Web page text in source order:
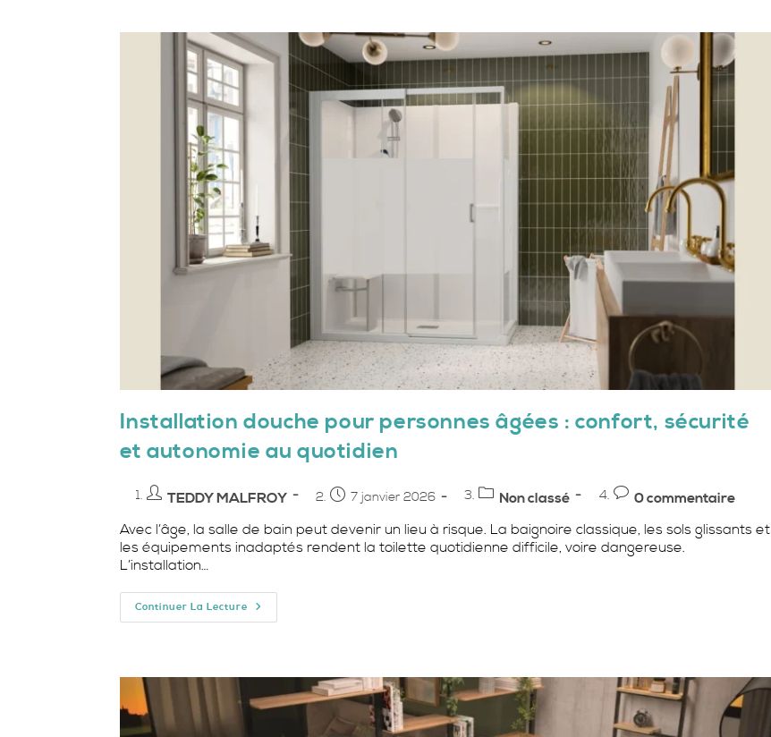
Performance,
Hygiène
Et
Longévité
Installation douche pour personnes âgées : confort, sécurité
et autonomie au quotidien
Auteur/autrice
la
publication :
TEDDY MALFROY
Publication
7 janvier 2026
PostNon classé
Commentaires
la
publication :
0 commentaire
Avec l’âge, la salle de bain peut devenir un lieu à risque. La baignoire classique, les sols glissants et
les équipements inadaptés rendent la toilette quotidienne difficile, voire dangereuse.
L’installation…
Continuer La Lecture Installation
Douche
Confort,
Sécurité
Et
Autonomie